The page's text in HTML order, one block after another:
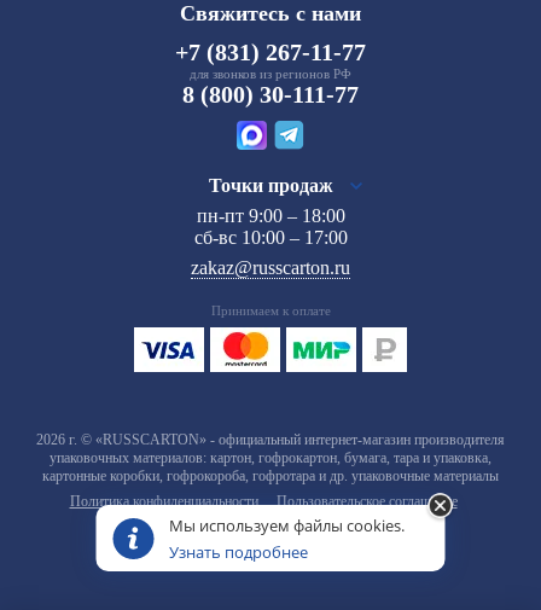
Свяжитесь с нами
+7 (831) 267-11-77
для звонков из регионов РФ
8 (800) 30-111-77
Точки продаж
пн-пт 9:00 – 18:00
сб-вс 10:00 – 17:00
zakaz@russcarton.ru
Принимаем к оплате
2026 г. © «RUSSCARTON» - официальный интернет-магазин производителя
упаковочных материалов: картон, гофрокартон, бумага, тара и упаковка,
картонные коробки, гофрокороба, гофротара и др. упаковочные материалы
Политика конфиденциальности
Пользовательское соглашение
Мы используем файлы cookies.
Узнать подробнее